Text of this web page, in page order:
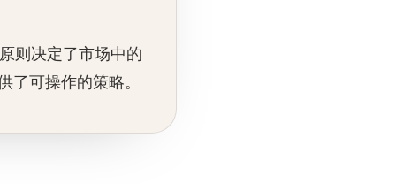
则决定了市场中的
了可操作的策略。